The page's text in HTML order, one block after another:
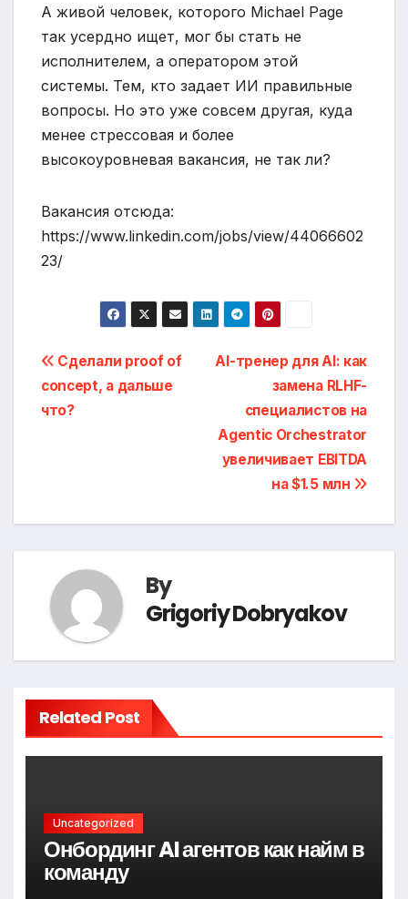
А живой человек, которого Michael Page
так усердно ищет, мог бы стать не
исполнителем, а оператором этой
системы. Тем, кто задает ИИ правильные
вопросы. Но это уже совсем другая, куда
менее стрессовая и более
высокоуровневая вакансия, не так ли?
Вакансия отсюда:
https://www.linkedin.com/jobs/view/44066602
23/
Post
navigation
AI-тренер для AI: как
замена RLHF-
специалистов на
Agentic Orchestrator
увеличивает EBITDA
на $1.5 млн
Сделали proof of
concept, а дальше
что?
By
Grigoriy Dobryakov
Related Post
Uncategorized
Онбординг AI агентов как найм в
команду